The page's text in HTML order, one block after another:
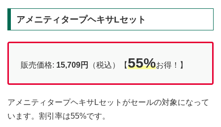
アメニティタープヘキサLセット
販売価格: 15,709円 （税込）【55%お得！】
アメニティタープヘキサLセットがセールの対象になって
います。割引率は55%です。